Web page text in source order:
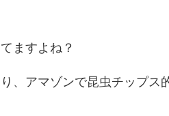
ますよね？
、アマゾンで昆虫チップス